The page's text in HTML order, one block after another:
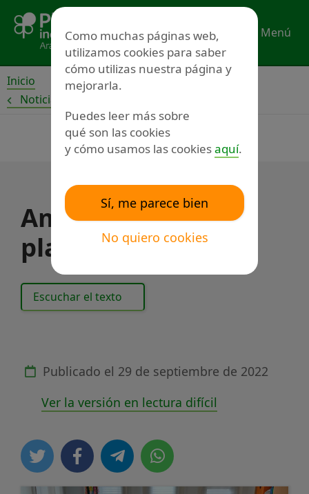
contenido
Menú
Inicio
Noticias
Amibil presenta su
plan de igualdad
Escuchar el texto
Publicado el 29 de septiembre de 2022
Ver la versión en lectura difícil
Como muchas páginas web,
utilizamos cookies para saber
cómo utilizas nuestra página y
mejorarla.
Puedes leer más sobre
qué son las cookies
y cómo usamos las cookiesaquí.
Sí, me parece bien
No quiero cookies